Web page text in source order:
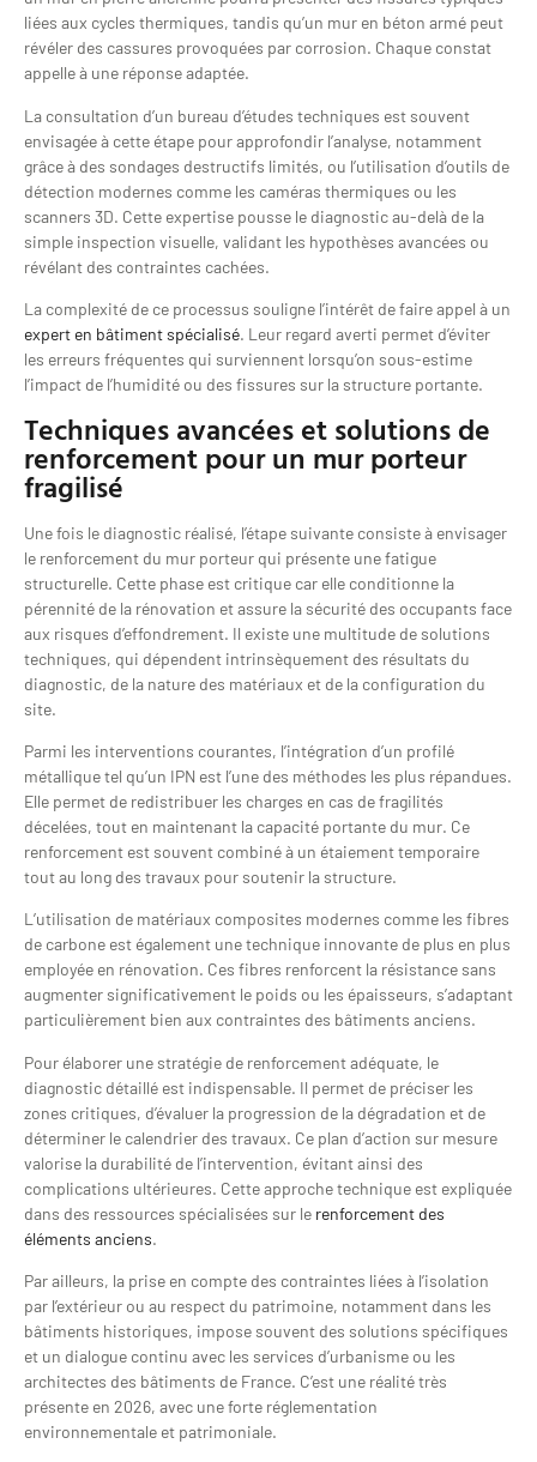
liées aux cycles thermiques, tandis qu’un mur en béton armé peut
révéler des cassures provoquées par corrosion. Chaque constat
appelle à une réponse adaptée.
La consultation d’un bureau d’études techniques est souvent
envisagée à cette étape pour approfondir l’analyse, notamment
grâce à des sondages destructifs limités, ou l’utilisation d’outils de
détection modernes comme les caméras thermiques ou les
scanners 3D. Cette expertise pousse le diagnostic au-delà de la
simple inspection visuelle, validant les hypothèses avancées ou
révélant des contraintes cachées.
La complexité de ce processus souligne l’intérêt de faire appel à un
expert en bâtiment spécialisé. Leur regard averti permet d’éviter
les erreurs fréquentes qui surviennent lorsqu’on sous-estime
l’impact de l’humidité ou des fissures sur la structure portante.
Techniques avancées et solutions de
renforcement pour un mur porteur
fragilisé
Une fois le diagnostic réalisé, l’étape suivante consiste à envisager
le renforcement du mur porteur qui présente une fatigue
structurelle. Cette phase est critique car elle conditionne la
pérennité de la rénovation et assure la sécurité des occupants face
aux risques d’effondrement. Il existe une multitude de solutions
techniques, qui dépendent intrinsèquement des résultats du
diagnostic, de la nature des matériaux et de la configuration du
site.
Parmi les interventions courantes, l’intégration d’un profilé
métallique tel qu’un IPN est l’une des méthodes les plus répandues.
Elle permet de redistribuer les charges en cas de fragilités
décelées, tout en maintenant la capacité portante du mur. Ce
renforcement est souvent combiné à un étaiement temporaire
tout au long des travaux pour soutenir la structure.
L’utilisation de matériaux composites modernes comme les fibres
de carbone est également une technique innovante de plus en plus
employée en rénovation. Ces fibres renforcent la résistance sans
augmenter significativement le poids ou les épaisseurs, s’adaptant
particulièrement bien aux contraintes des bâtiments anciens.
Pour élaborer une stratégie de renforcement adéquate, le
diagnostic détaillé est indispensable. Il permet de préciser les
zones critiques, d’évaluer la progression de la dégradation et de
déterminer le calendrier des travaux. Ce plan d’action sur mesure
valorise la durabilité de l’intervention, évitant ainsi des
complications ultérieures. Cette approche technique est expliquée
dans des ressources spécialisées sur le renforcement des
éléments anciens.
Par ailleurs, la prise en compte des contraintes liées à l’isolation
par l’extérieur ou au respect du patrimoine, notamment dans les
bâtiments historiques, impose souvent des solutions spécifiques
et un dialogue continu avec les services d’urbanisme ou les
architectes des bâtiments de France. C’est une réalité très
présente en 2026, avec une forte réglementation
environnementale et patrimoniale.